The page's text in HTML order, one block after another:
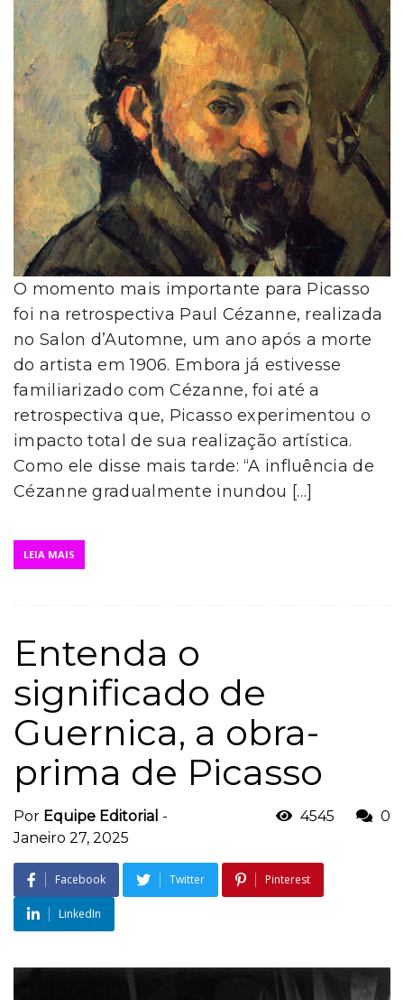
O momento mais importante para Picasso
foi na retrospectiva Paul Cézanne, realizada
no Salon d’Automne, um ano após a morte
do artista em 1906. Embora já estivesse
familiarizado com Cézanne, foi até a
retrospectiva que, Picasso experimentou o
impacto total de sua realização artística.
Como ele disse mais tarde: “A influência de
Cézanne gradualmente inundou […]
LEIA MAIS
Entenda o
significado de
Guernica, a obra-
prima de Picasso
Por Equipe Editorial -
Janeiro 27, 2025
4545 0
Facebook Twitter Pinterest
LinkedIn